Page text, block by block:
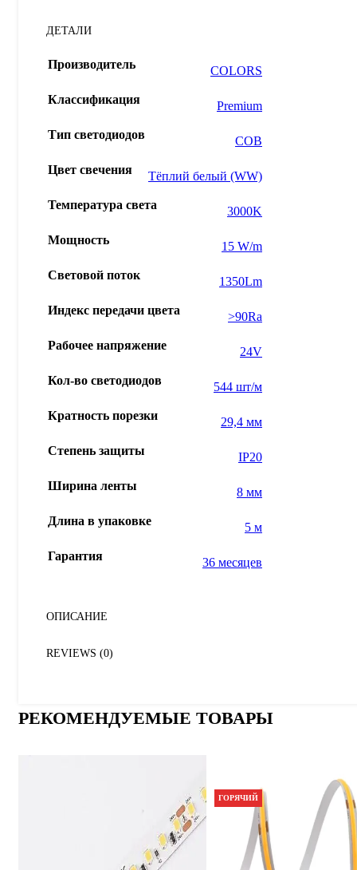
ДЕТАЛИ
Производитель COLORS
Классификация Premium
Тип светодиодов COB
Цвет свечения Тёплий белый (WW)
Температура света 3000K
Мощность 15 W/m
Световой поток 1350Lm
Индекс передачи цвета >90Ra
Рабочее напряжение 24V
Кол-во светодиодов 544 шт/м
Кратность порезки 29,4 мм
Степень защиты IP20
Ширина ленты 8 мм
Длина в упаковке 5 м
Гарантия 36 месяцев
ОПИСАНИЕ
REVIEWS (0)
РЕКОМЕНДУЕМЫЕ ТОВАРЫ
ГОРЯЧИЙ